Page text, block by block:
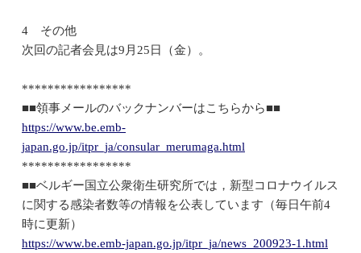
4 その他
次回の記者会見は9月25日（金）。
*****************
■■領事メールのバックナンバーはこちらから■■
https://www.be.emb-
japan.go.jp/itpr_ja/consular_merumaga.html
*****************
■■ベルギー国立公衆衛生研究所では，新型コロナウイルス
に関する感染者数等の情報を公表しています（毎日午前4
時に更新）
https://www.be.emb-japan.go.jp/itpr_ja/news_200923-1.html